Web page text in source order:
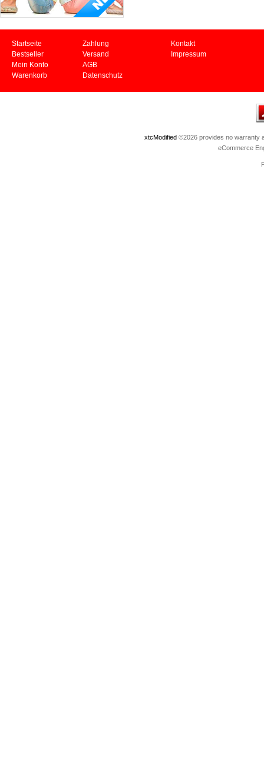
Startseite Zahlung
Kontakt
Bestseller
Versand
Impressum
Mein Konto
AGB
Warenkorb
Datenschutz
xtcModified©2026 provides no warranty
eCommerce